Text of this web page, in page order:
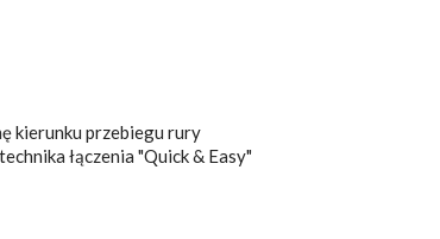
kierunku przebiegu rury
łączenia "Quick & Easy"